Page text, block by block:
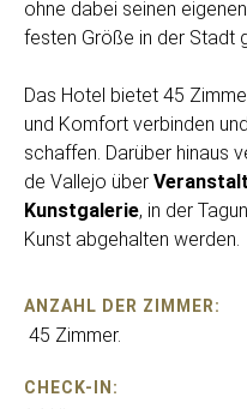
ohne dabei seinen
festen Größe in der Stadt
Das Hotel bietet 45
und Komfort verbinden
schaffen. Darüber hinaus
de Vallejo über
Kunstgalerie, in der
Kunst abgehalten werden.
ANZAHL DER ZIMMER:
45 Zimmer.
CHECK-IN: